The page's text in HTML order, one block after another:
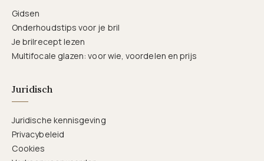
Gidsen
Onderhoudstips voor je bril
Je brilrecept lezen
Multifocale glazen: voor wie, voordelen en prijs
Juridisch
Juridische kennisgeving
Privacybeleid
Cookies